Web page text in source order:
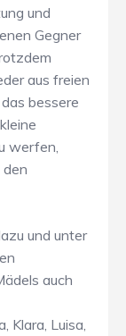
und
Gegner
aus freien
bessere
werfen,
den
und unter
auch
Klara, Luisa,